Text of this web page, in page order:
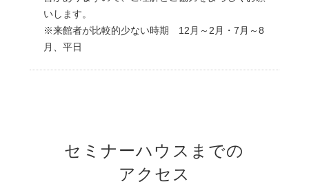
いします。
※来館者が比較的少ない時期 12月～2月・7月～8
月、平日
セミナーハウスまでの
アクセス